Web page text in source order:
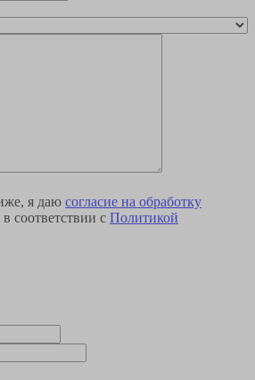
я даю согласие на обработку
в соответствии с Политикой